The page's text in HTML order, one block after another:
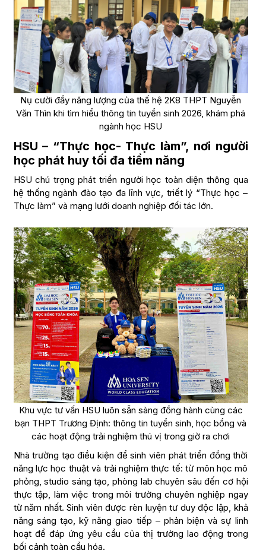
Nụ cười đầy năng lượng của thế hệ 2K8 THPT Nguyễn
Văn Thìn khi tìm hiểu thông tin tuyển sinh 2026, khám phá
ngành học HSU
HSU – “Thực học- Thực làm”, nơi người
học phát huy tối đa tiềm năng
HSU chú trọng phát triển người học toàn diện thông qua
hệ thống ngành đào tạo đa lĩnh vực, triết lý “Thực học –
Thực làm” và mạng lưới doanh nghiệp đối tác lớn.
Khu vực tư vấn HSU luôn sẵn sàng đồng hành cùng các
bạn THPT Trương Định: thông tin tuyển sinh, học bổng và
các hoạt động trải nghiệm thú vị trong giờ ra chơi
Nhà trường tạo điều kiện để sinh viên phát triển đồng thời
năng lực học thuật và trải nghiệm thực tế: từ môn học mô
phỏng, studio sáng tạo, phòng lab chuyên sâu đến cơ hội
thực tập, làm việc trong môi trường chuyên nghiệp ngay
từ năm nhất. Sinh viên được rèn luyện tư duy độc lập, khả
năng sáng tạo, kỹ năng giao tiếp – phản biện và sự linh
hoạt để đáp ứng yêu cầu của thị trường lao động trong
bối cảnh toàn cầu hóa.